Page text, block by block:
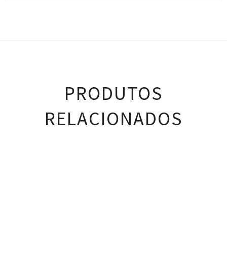
PRODUTOS
RELACIONADOS